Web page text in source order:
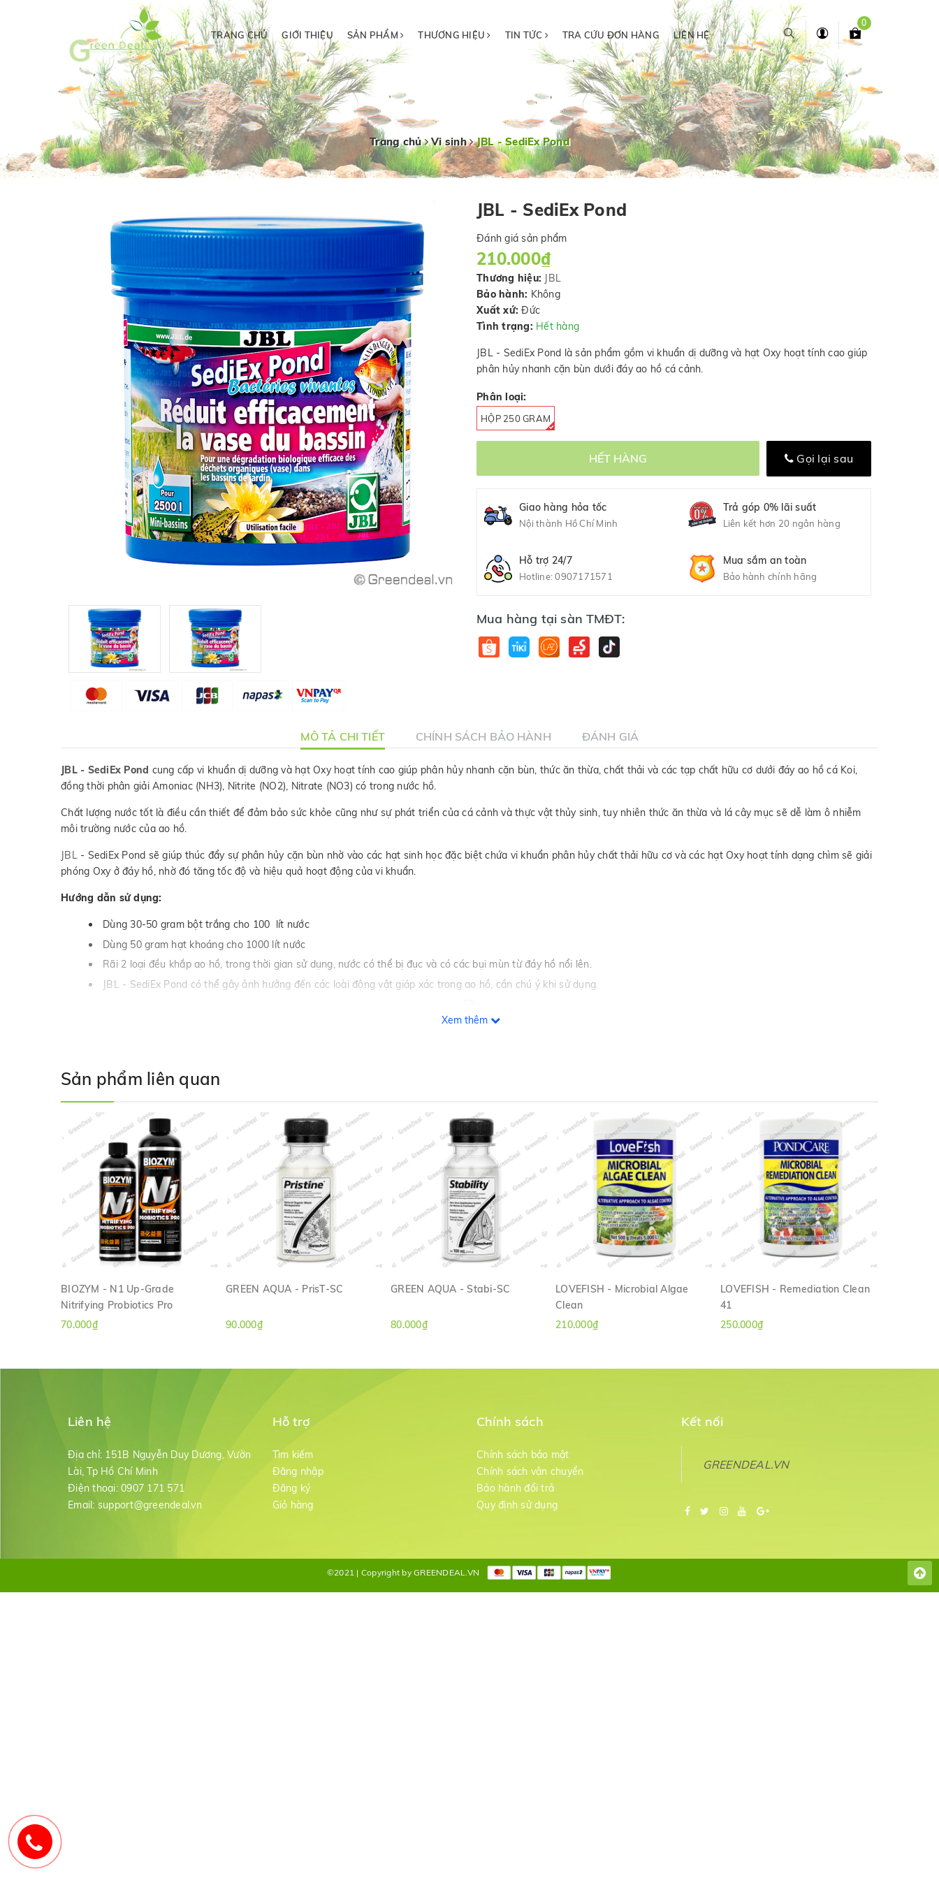
TRANG CHỦ GIỚI THIỆU SẢN PHẨM THƯƠNG HIỆU TIN TỨC TRA CỨU ĐƠN HÀNG LIÊN HỆ
0
Trang chủ Vi sinh JBL - SediEx Pond
JBL - SediEx Pond
Đánh giá sản phẩm
210.000₫
Thương hiệu:
JBL
Bảo hành: Không
Xuất xứ: Đức
Tình trạng: Hết hàng
JBL - SediEx Pond là sản phẩm gồm vi khuẩn dị dưỡng và hạt Oxy hoạt tính cao giúp
phân hủy nhanh cặn bùn dưới đáy ao hồ cá cảnh.
Phân loại:
HỘP 250 GRAM
HẾT HÀNG Gọi lại sau
Giao hàng hỏa tốc
Nội thành Hồ Chí Minh
Trả góp 0% lãi suất
Liên kết hơn 20 ngân hàng
Hỗ trợ 24/7
Hotline:0907171571
Mua sắm an toàn
Bảo hành chính hãng
Mua hàng tại sàn TMĐT:
MÔ TẢ CHI TIẾT CHÍNH SÁCH BẢO HÀNH ĐÁNH GIÁ
JBL - SediEx Pond cung cấp vi khuẩn dị dưỡng và hạt Oxy hoạt tính cao giúp phân hủy nhanh cặn bùn, thức ăn thừa, chất thải và các tạp chất hữu cơ dưới đáy ao hồ cá Koi,
đồng thời phân giải Amoniac (NH3), Nitrite (NO2), Nitrate (NO3) có trong nước hồ.
Chất lượng nước tốt là điều cần thiết để đảm bảo sức khỏe cũng như sự phát triển của cá cảnh và thực vật thủy sinh, tuy nhiên thức ăn thừa và lá cây mục sẽ dễ làm ô nhiễm
môi trường nước của ao hồ.
JBL- SediEx Pond sẽ giúp thúc đẩy sự phân hủy cặn bùn nhờ vào các hạt sinh học đặc biệt chứa vi khuẩn phân hủy chất thải hữu cơ và các hạt Oxy hoạt tính dạng chìm sẽ giải
phóng Oxy ở đáy hồ, nhờ đó tăng tốc độ và hiệu quả hoạt động của vi khuẩn.
Hướng dẫn sử dụng:
Dùng 30-50 gram bột trắng cho 100 lít nước
Dùng 50 gram hạt khoáng cho 1000 lít nước
Rãi 2 loại đều khắp ao hồ, trong thời gian sử dụng, nước có thể bị đục và có các bụi mùn từ đáy hồ nổi lên.
JBL - SediEx Pond có thể gây ảnh hưởng đến các loài động vật giáp xác trong ao hồ, cần chú ý khi sử dụng.
Xem thêm
Sản phẩm liên quan
BIOZYM - N1 Up-Grade
Nitrifying Probiotics Pro
70.000₫
GREEN AQUA - PrisT-SC
90.000₫
GREEN AQUA - Stabi-SC
80.000₫
LOVEFISH - Microbial Algae
Clean
210.000₫
LOVEFISH - Remediation Clean
41
250.000₫
Liên hệ
Địa chỉ: 151B Nguyễn Duy Dương, Vườn
Lài, Tp Hồ Chí Minh
Điện thoại: 0907 171 571
Email: support@greendeal.vn
Hỗ trợ
Tìm kiếm
Đăng nhập
Đăng ký
Giỏ hàng
Chính sách
Chính sách bảo mật
Chính sách vận chuyển
Bảo hành đổi trả
Quy định sử dụng
Kết nối
GREENDEAL.VN
©2021 | Copyright by GREENDEAL.VN
0907171571